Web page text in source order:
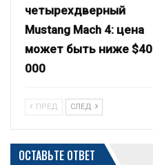
четырехдверный
Mustang Mach 4: цена
может быть ниже $40
000
ПРЕД СЛЕД
ОСТАВЬТЕ ОТВЕТ